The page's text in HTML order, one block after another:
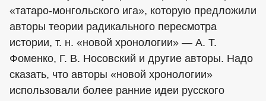
«татаро-монгольского ига», которую предложили
авторы теории радикального пересмотра
истории, т. н. «новой хронологии» — А. Т.
Фоменко, Г. В. Носовский и другие авторы. Надо
сказать, что авторы «новой хронологии»
использовали более ранние идеи русского